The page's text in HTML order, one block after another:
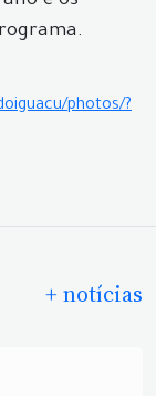
photos/?
+ notícias